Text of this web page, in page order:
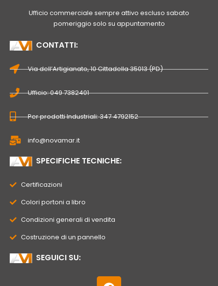
Ufficio commerciale sempre attivo escluso sabato
pomeriggio solo su appuntamento
CONTATTI:
Via dell’Artigianato, 10 Cittadella 35013 (PD)
Ufficio: 049 7382401
Per prodotti Industriali: 347 4792152
info@novamar.it
SPECIFICHE TECNICHE:
Certificazioni
Colori portoni a libro
Condizioni generali di vendita
Costruzione di un pannello
SEGUICI SU:
F